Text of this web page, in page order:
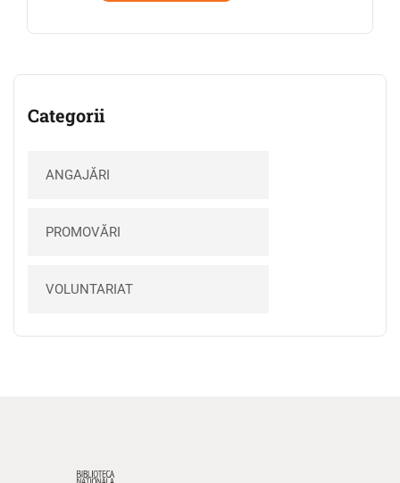
Categorii
ANGAJĂRI
PROMOVĂRI
VOLUNTARIAT